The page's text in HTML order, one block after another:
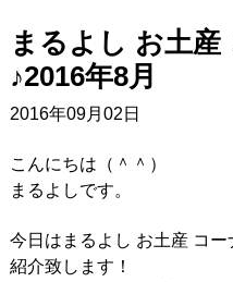
まるよし お土産
♪2016年8月
2016年09月02日
こんにちは（＾＾）
まるよしです。
今日はまるよし お土産 コ
紹介致します！